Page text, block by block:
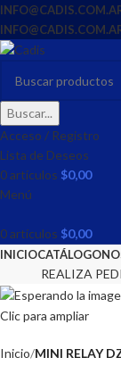
Buscar...
Acceso / Registro
Lista de Deseos
0artículos $0,00
Menú
0artículos $0,00
INICIOCATÁLOGO
REALIZA
Clic para ampliar
Inicio MINI RELAY